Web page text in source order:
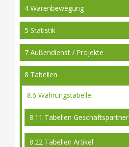
4 Warenbewegung
5 Statistik
7 Außendienst / Projekte
8 Tabellen
8.6 Währungstabelle
8.11 Tabellen Geschäftspartner
8.22 Tabellen Artikel